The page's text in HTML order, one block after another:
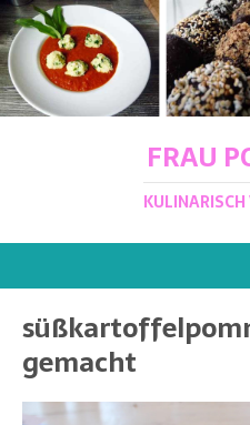
FRAU
KULINARISCH
gemacht